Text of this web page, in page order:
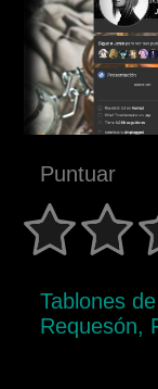
Puntuar
Tablones
Requesón,